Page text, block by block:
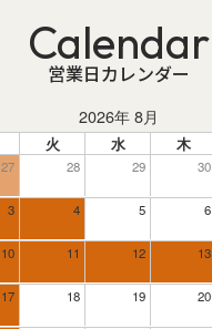
Calendar
営業日カレンダー
2026年 8月
火 水 木
27 28 29 30
3 4 5 6
10 11 12 13
17 18 19 20